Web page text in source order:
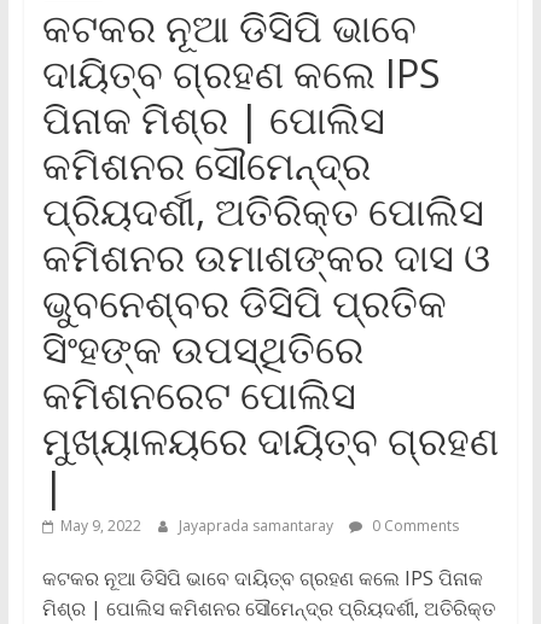
କଟକର ନୂଆ ଡିସିପି ଭାବେ
ଦାୟିତ୍ବ ଗ୍ରହଣ କଲେ IPS
ପିନାକ ମିଶ୍ର | ପୋଲିସ
କମିଶନର ସୌମେନ୍ଦ୍ର
ପ୍ରିୟଦର୍ଶୀ, ଅତିରିକ୍ତ ପୋଲିସ
କମିଶନର ଉମାଶଙ୍କର ଦାସ ଓ
ଭୁବନେଶ୍ବର ଡିସିପି ପ୍ରତିକ
ସିଂହଙ୍କ ଉପସ୍ଥିତିରେ
କମିଶନରେଟ ପୋଲିସ
ମୁଖ୍ୟାଳୟରେ ଦାୟିତ୍ବ ଗ୍ରହଣ
|
May 9, 2022 Jayaprada samantaray 0 Comments
କଟକର ନୂଆ ଡିସିପି ଭାବେ ଦାୟିତ୍ବ ଗ୍ରହଣ କଲେ IPS ପିନାକ
ମିଶ୍ର | ପୋଲିସ କମିଶନର ସୌମେନ୍ଦ୍ର ପ୍ରିୟଦର୍ଶୀ, ଅତିରିକ୍ତ